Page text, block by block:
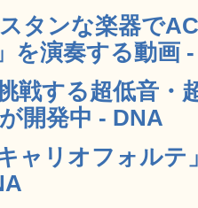
タンな楽器で
を演奏する動画
戦する超低音・
開発中 - DNA
ャリオフォル